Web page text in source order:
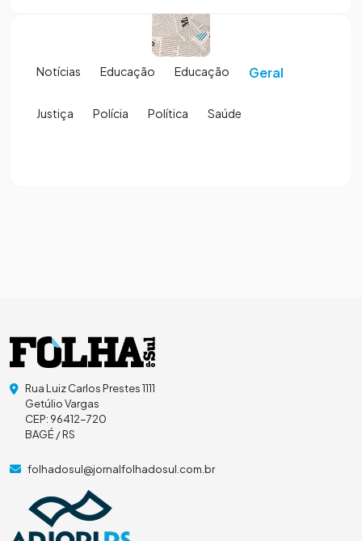
Notícias Educação Educação Geral
Justiça Polícia Política Saúde
Rua Luiz Carlos Prestes 1111
Getúlio Vargas
CEP: 96412-720
BAGÉ / RS
folhadosul@jornalfolhadosul.com.br